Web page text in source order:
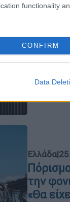
functionality
CONFIRM
Data
«Η
Το
Ελλάδα|
την
«Θα